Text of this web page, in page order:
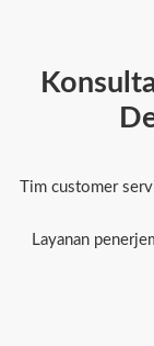
Tim customer
Layanan